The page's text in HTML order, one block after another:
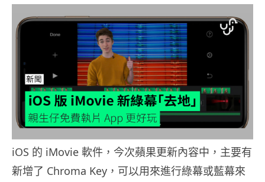
iOS 的 iMovie 軟件，今次蘋果更新內容中，主要有
新增了 Chroma Key，可以用來進行綠幕或藍幕來